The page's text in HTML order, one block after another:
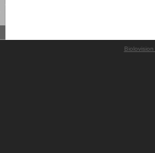
Biolovision